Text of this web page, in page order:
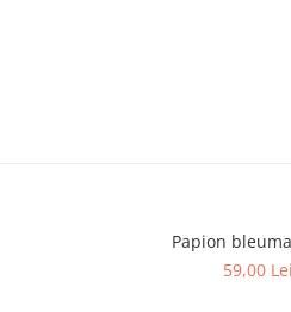
Papion
59,00 Lei